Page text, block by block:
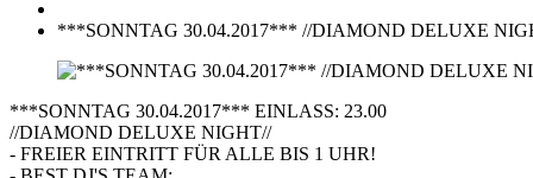
***SONNTAG 30.04.2017*** //DIAMOND DELUXE
***SONNTAG 30.04.2017*** EINLASS: 23.00
//DIAMOND DELUXE NIGHT//
- FREIER EINTRITT FÜR ALLE BIS 1 UHR!